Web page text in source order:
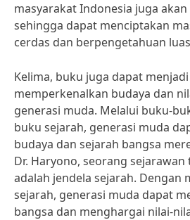
masyarakat Indonesia juga
sehingga dapat menciptakan
cerdas dan berpengetahuan
Kelima, buku juga dapat
memperkenalkan budaya dan
generasi muda. Melalui buku-
buku sejarah, generasi muda
budaya dan sejarah bangsa
Dr. Haryono, seorang sejarawan
adalah jendela sejarah. Dengan
sejarah, generasi muda dapat
bangsa dan menghargai nilai-